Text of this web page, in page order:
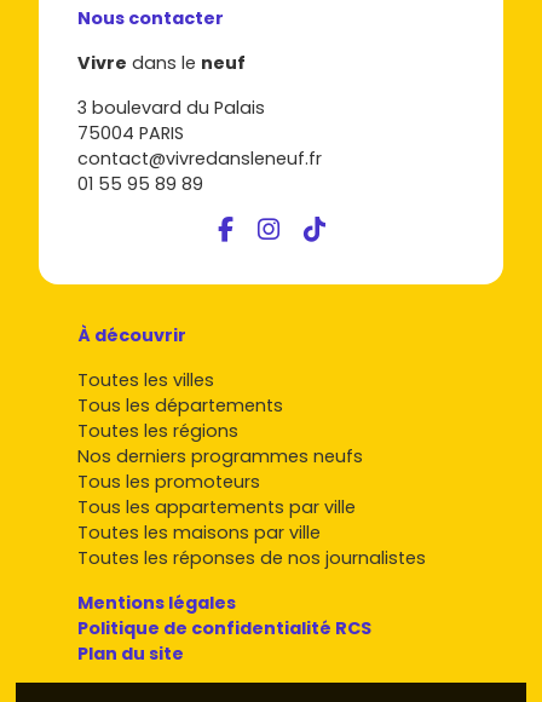
Nous contacter
Vivre dans le neuf
3 boulevard du Palais
75004 PARIS
contact@vivredansleneuf.fr
01 55 95 89 89
À découvrir
Toutes les villes
Tous les départements
Toutes les régions
Nos derniers programmes neufs
Tous les promoteurs
Tous les appartements par ville
Toutes les maisons par ville
Toutes les réponses de nos journalistes
Mentions légales
Politique de confidentialité RCS
Plan du site